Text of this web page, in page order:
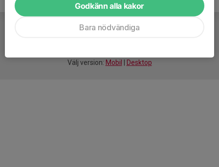
Välj version: Mobil Desktop
Godkänn alla kakor
Bara nödvändiga